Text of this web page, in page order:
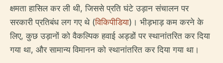
क्षमता हासिल कर ली थी, जिससे प्रति घंटे उड़ान संचालन पर
सरकारी प्रतिबंध लग गए थे (विकिपीडिया)। भीड़भाड़ कम करने के
लिए, कुछ उड़ानों को वैकल्पिक हवाई अड्डों पर स्थानांतरित कर दिया
गया था, और सामान्य विमानन को स्थानांतरित कर दिया गया था।